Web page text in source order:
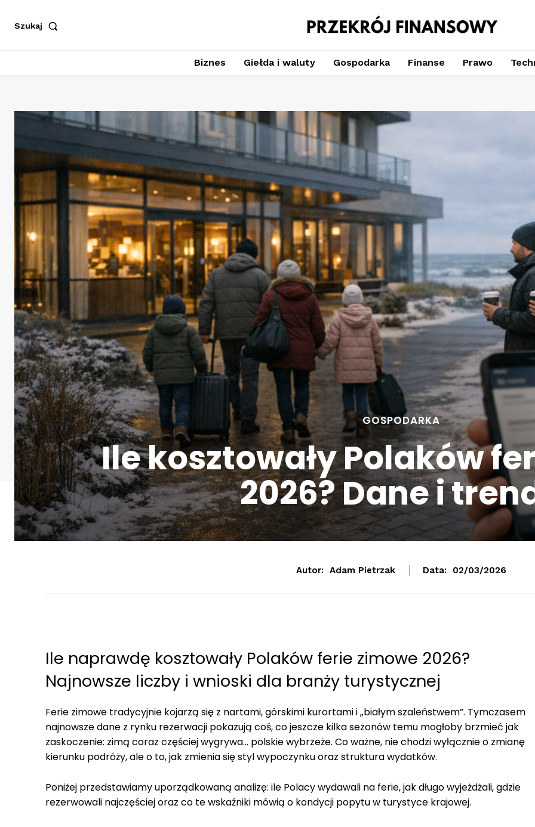
Szukaj
Biznes Giełda i waluty Gospodarka Finanse Prawo
GOSPODARKA
Ile kosztowały Polaków
2026? Dane i
Autor: Adam Pietrzak Data: 02/03/2026
Ile naprawdę kosztowały Polaków ferie zimowe 2026?
Najnowsze liczby i wnioski dla branży turystycznej
Ferie zimowe tradycyjnie kojarzą się z nartami, górskimi kurortami i „białym szaleństwem”. Tymczasem
najnowsze dane z rynku rezerwacji pokazują coś, co jeszcze kilka sezonów temu mogłoby brzmieć jak
zaskoczenie: zimą coraz częściej wygrywa… polskie wybrzeże. Co ważne, nie chodzi wyłącznie o zmianę
kierunku podróży, ale o to, jak zmienia się styl wypoczynku oraz struktura wydatków.
Poniżej przedstawiamy uporządkowaną analizę: ile Polacy wydawali na ferie, jak długo wyjeżdżali, gdzie
rezerwowali najczęściej oraz co te wskaźniki mówią o kondycji popytu w turystyce krajowej.